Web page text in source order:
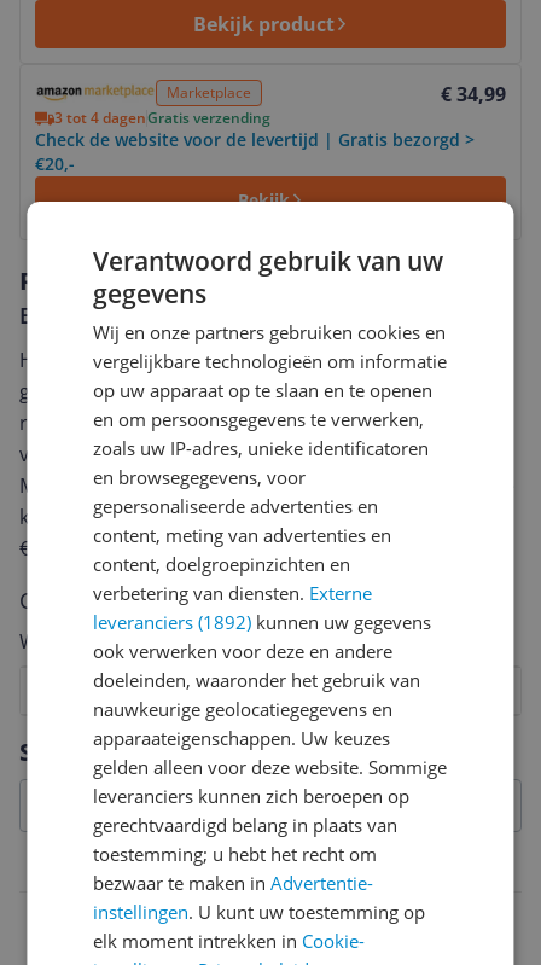
Bekijk product
Marketplace € 34,99
3 tot 4 dagenGratis verzending
Check de website voor de levertijd | Gratis bezorgd >
€20,-
Bekijk
Specificaties
Belangrijkste kenmerken
Reviews
Er zijn nog geen reviews geschreven
Heb jij dit product in bezit en wil je graag je mening
geven? Start dan hieronder met het schrijven van je
review. Afhankelijk van de details duurt het schrijven
van een review gemiddeld tussen de 3 en 10 minuten.
Met jouw mening help je andere bezoekers een betere
keuze te maken én maak je iedere maand kans op
€250,-!
Klik hier voor de actievoorwaarden.
Cijfer
Welk cijfer geef jij dit product?
8
7
6
5
4
3
2
Vraag 1 van 4
Verantwoord gebruik van uw
gegevens
Wij en onze partners gebruiken cookies en
vergelijkbare technologieën om informatie
op uw apparaat op te slaan en te openen
en om persoonsgegevens te verwerken,
zoals uw IP-adres, unieke identificatoren
en browsegegevens, voor
gepersonaliseerde advertenties en
content, meting van advertenties en
content, doelgroepinzichten en
verbetering van diensten. Externe
leveranciers (1892) kunnen uw gegevens
ook verwerken voor deze en andere
doeleinden, waaronder het gebruik van
nauwkeurige geolocatiegegevens en
apparaateigenschappen. Uw keuzes
gelden alleen voor deze website. Sommige
leveranciers kunnen zich beroepen op
gerechtvaardigd belang in plaats van
toestemming; u hebt het recht om
bezwaar te maken inAdvertentie-
instellingen. U kunt uw toestemming op
elk moment intrekken in Cookie-